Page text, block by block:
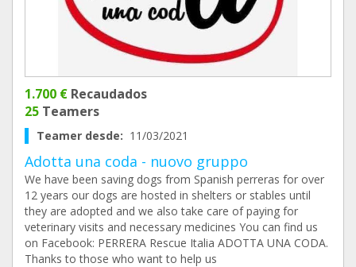
1.700 € Recaudados
25 Teamers
Teamer desde: 11/03/2021
Adotta una coda - nuovo gruppo
We have been saving dogs from Spanish perreras for over
12 years our dogs are hosted in shelters or stables until
they are adopted and we also take care of paying for
veterinary visits and necessary medicines You can find us
on Facebook: PERRERA Rescue Italia ADOTTA UNA CODA.
Thanks to those who want to help us